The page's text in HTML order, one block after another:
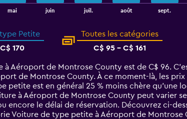
mai juin juil. août sept.
Petite
170
Toutes les catégories
C$ 95 - C$ 161
Aéroport de Montrose County est de C$ 96.
de Montrose County. À ce moment-là, les prix
petite est en général 25 % moins chère qu'une
à Aéroport de Montrose County peut varier
encore le délai de réservation. Découvrez ci-
Voiture de type petite à Aéroport de Montrose